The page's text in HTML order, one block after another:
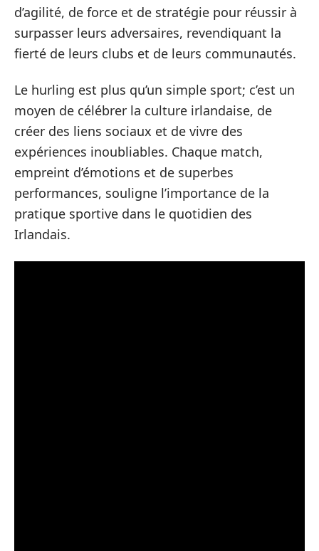
d’agilité, de force et de stratégie pour réussir à
surpasser leurs adversaires, revendiquant la
fierté de leurs clubs et de leurs communautés.
Le hurling est plus qu’un simple sport; c’est un
moyen de célébrer la culture irlandaise, de
créer des liens sociaux et de vivre des
expériences inoubliables. Chaque match,
empreint d’émotions et de superbes
performances, souligne l’importance de la
pratique sportive dans le quotidien des
Irlandais.